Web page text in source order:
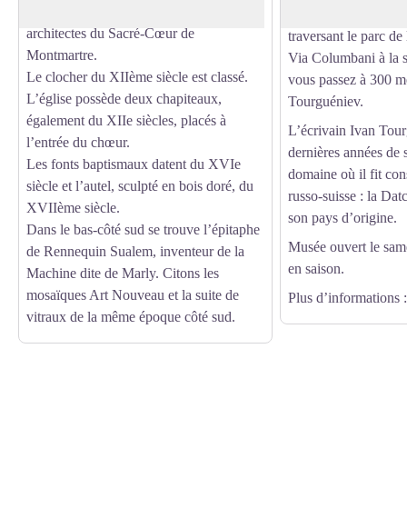
architectes du Sacré-Cœur de
Montmartre.
Le clocher du XIIème siècle est classé.
L’église possède deux chapiteaux,
également du XIIe siècles, placés à
l’entrée du chœur.
Les fonts baptismaux datent du XVIe
siècle et l’autel, sculpté en bois doré, du
XVIIème siècle.
Dans le bas-côté sud se trouve l’épitaphe
de Rennequin Sualem, inventeur de la
Machine dite de Marly. Citons les
mosaïques Art Nouveau et la suite de
vitraux de la même époque côté sud.
traversant le parc
Via Columbani à la
vous passez à 300
Tourguéniev.
L’écrivain Ivan
dernières années de
domaine où il fit
russo-suisse : la
son pays d’origine.
Musée ouvert le
en saison.
Plus d’informations :